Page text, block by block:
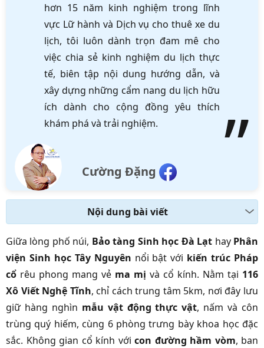
hơn 15 năm kinh nghiệm trong lĩnh
vực Lữ hành và Dịch vụ cho thuê xe du
lịch, tôi luôn dành trọn đam mê cho
việc chia sẻ kinh nghiệm du lịch thực
tế, biên tập nội dung hướng dẫn, và
xây dựng những cẩm nang du lịch hữu
ích dành cho cộng đồng yêu thích
khám phá và trải nghiệm.
Cường Đặng
Nội dung bài viết
Giữa lòng phố núi, Bảo tàng Sinh học Đà Lạt hay Phân
viện Sinh học Tây Nguyên nổi bật với kiến trúc Pháp
cổ rêu phong mang vẻ ma mị và cổ kính. Nằm tại 116
Xô Viết Nghệ Tĩnh, chỉ cách trung tâm 5km, nơi đây lưu
giữ hàng nghìn mẫu vật động thực vật, nấm và côn
trùng quý hiếm, cùng 6 phòng trưng bày khoa học đặc
sắc. Không gian cổ kính với con đường hầm vòm, ban